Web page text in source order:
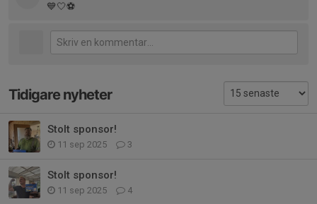
💙🤍⚽️
Tidigare nyheter
Stolt sponsor!
11 sep 2025 3
Stolt sponsor!
11 sep 2025 4